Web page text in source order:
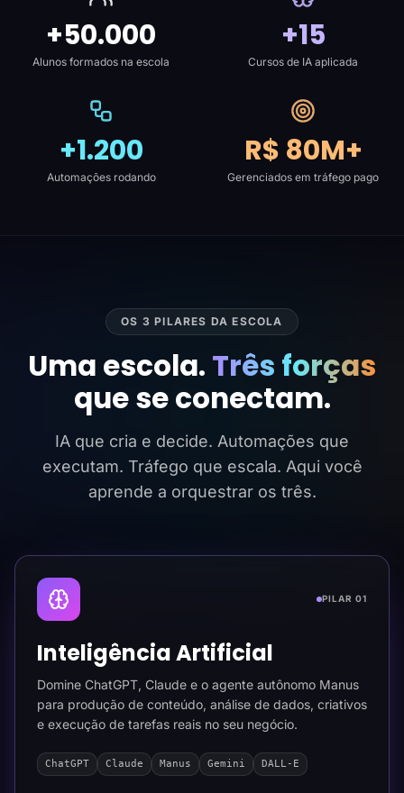
+50.000
Alunos formados na escola
+15
Cursos de IA aplicada
+1.200
Automações rodando
R$ 80M+
Gerenciados em tráfego pago
OS 3 PILARES DA ESCOLA
Uma escola. Três forças
que se conectam.
IA que cria e decide. Automações que
executam. Tráfego que escala. Aqui você
aprende a orquestrar os três.
PILAR 01
Inteligência Artificial
Domine ChatGPT, Claude e o agente autônomo Manus
para produção de conteúdo, análise de dados, criativos
e execução de tarefas reais no seu negócio.
ChatGPT Claude Manus Gemini DALL-E